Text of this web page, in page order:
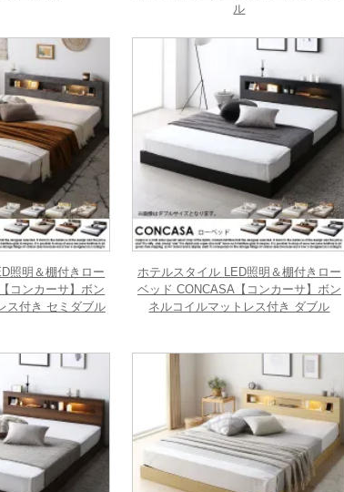
ル
照明＆棚付きロー
コンカーサ】ボン
ス付き セミダブル
ホテルスタイル LED照明＆棚付きロー
ベッド CONCASA【コンカーサ】ボン
ネルコイルマットレス付き ダブル